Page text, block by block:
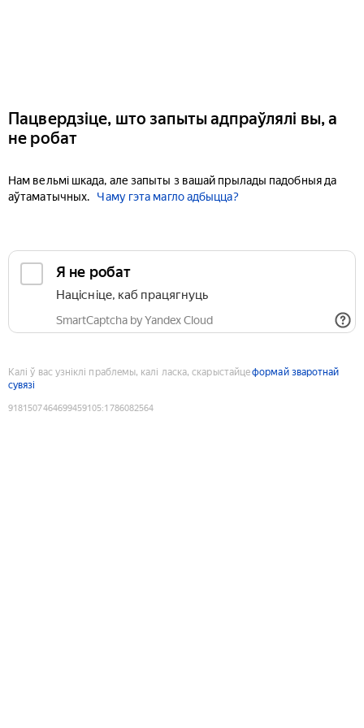
Пацвердзіце, што запыты адпраўлялі вы, а
не робат
Нам вельмі шкада, але запыты з вашай прылады падобныя да
аўтаматычных.
Чаму гэта магло адбыцца?
Я не робат
Націсніце, каб працягнуць
SmartCaptcha by Yandex Cloud
Калі ў вас узніклі праблемы, калі ласка, скарыстайцеформай зваротнай
сувязі
9181507464699459105:1786082564